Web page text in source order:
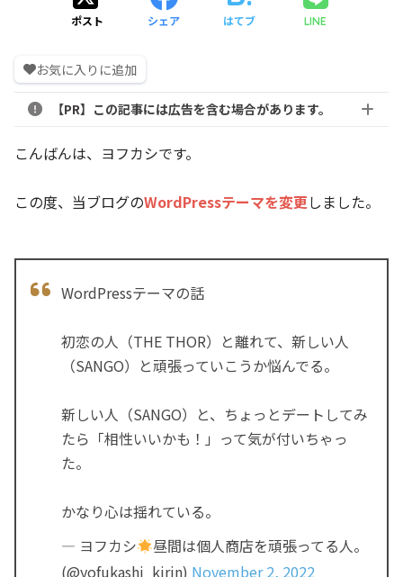
ポスト シェア はてブ LINE
お気に入りに追加
【PR】この記事には広告を含む場合があります。
こんばんは、ヨフカシです。
この度、当ブログのWordPressテーマを変更しました。
WordPressテーマの話
初恋の人（THE THOR）と離れて、新しい人
（SANGO）と頑張っていこうか悩んでる。
新しい人（SANGO）と、ちょっとデートしてみ
たら「相性いいかも！」って気が付いちゃっ
た。
かなり心は揺れている。
— ヨフカシ
昼間は個人商店を頑張ってる人。
(@yofukashi_kirin) November 2, 2022